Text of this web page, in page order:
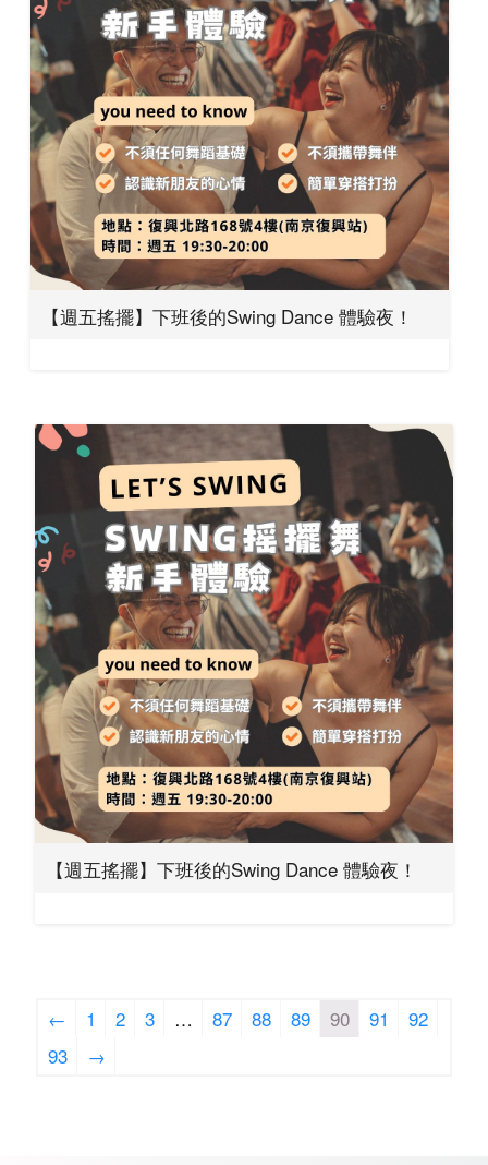
【週五搖擺】下班後的Swing Dance 體驗夜！
【週五搖擺】下班後的Swing Dance 體驗夜！
← 1 2 3 … 87 88 89 90 91
92
93
→